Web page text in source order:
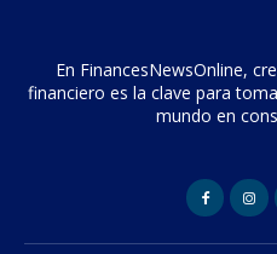
En FinancesNewsOnline,
financiero es la clave para
mundo en